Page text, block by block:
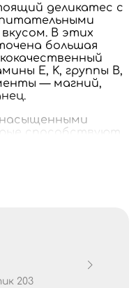
деликатес с
В этих
большая
E, K, группы B,
— магний,
способствуют
поддерживают
вкусу
десерты и соусы.
исключительно
придаёт энергии
203